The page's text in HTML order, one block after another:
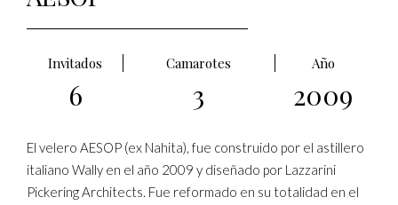
Invitados Camarotes Año
6 3 2009
El velero AESOP (ex Nahita), fue construido por el astillero
italiano Wally en el año 2009 y diseñado por Lazzarini
Pickering Architects. Fue reformado en su totalidad en el